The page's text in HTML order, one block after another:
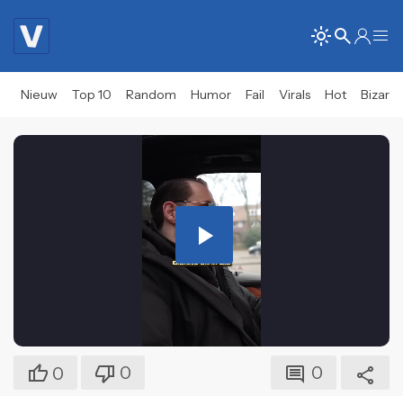
Nieuw Top 10 Random Humor Fail Virals Hot Bizar
Play
Video
0 0 0